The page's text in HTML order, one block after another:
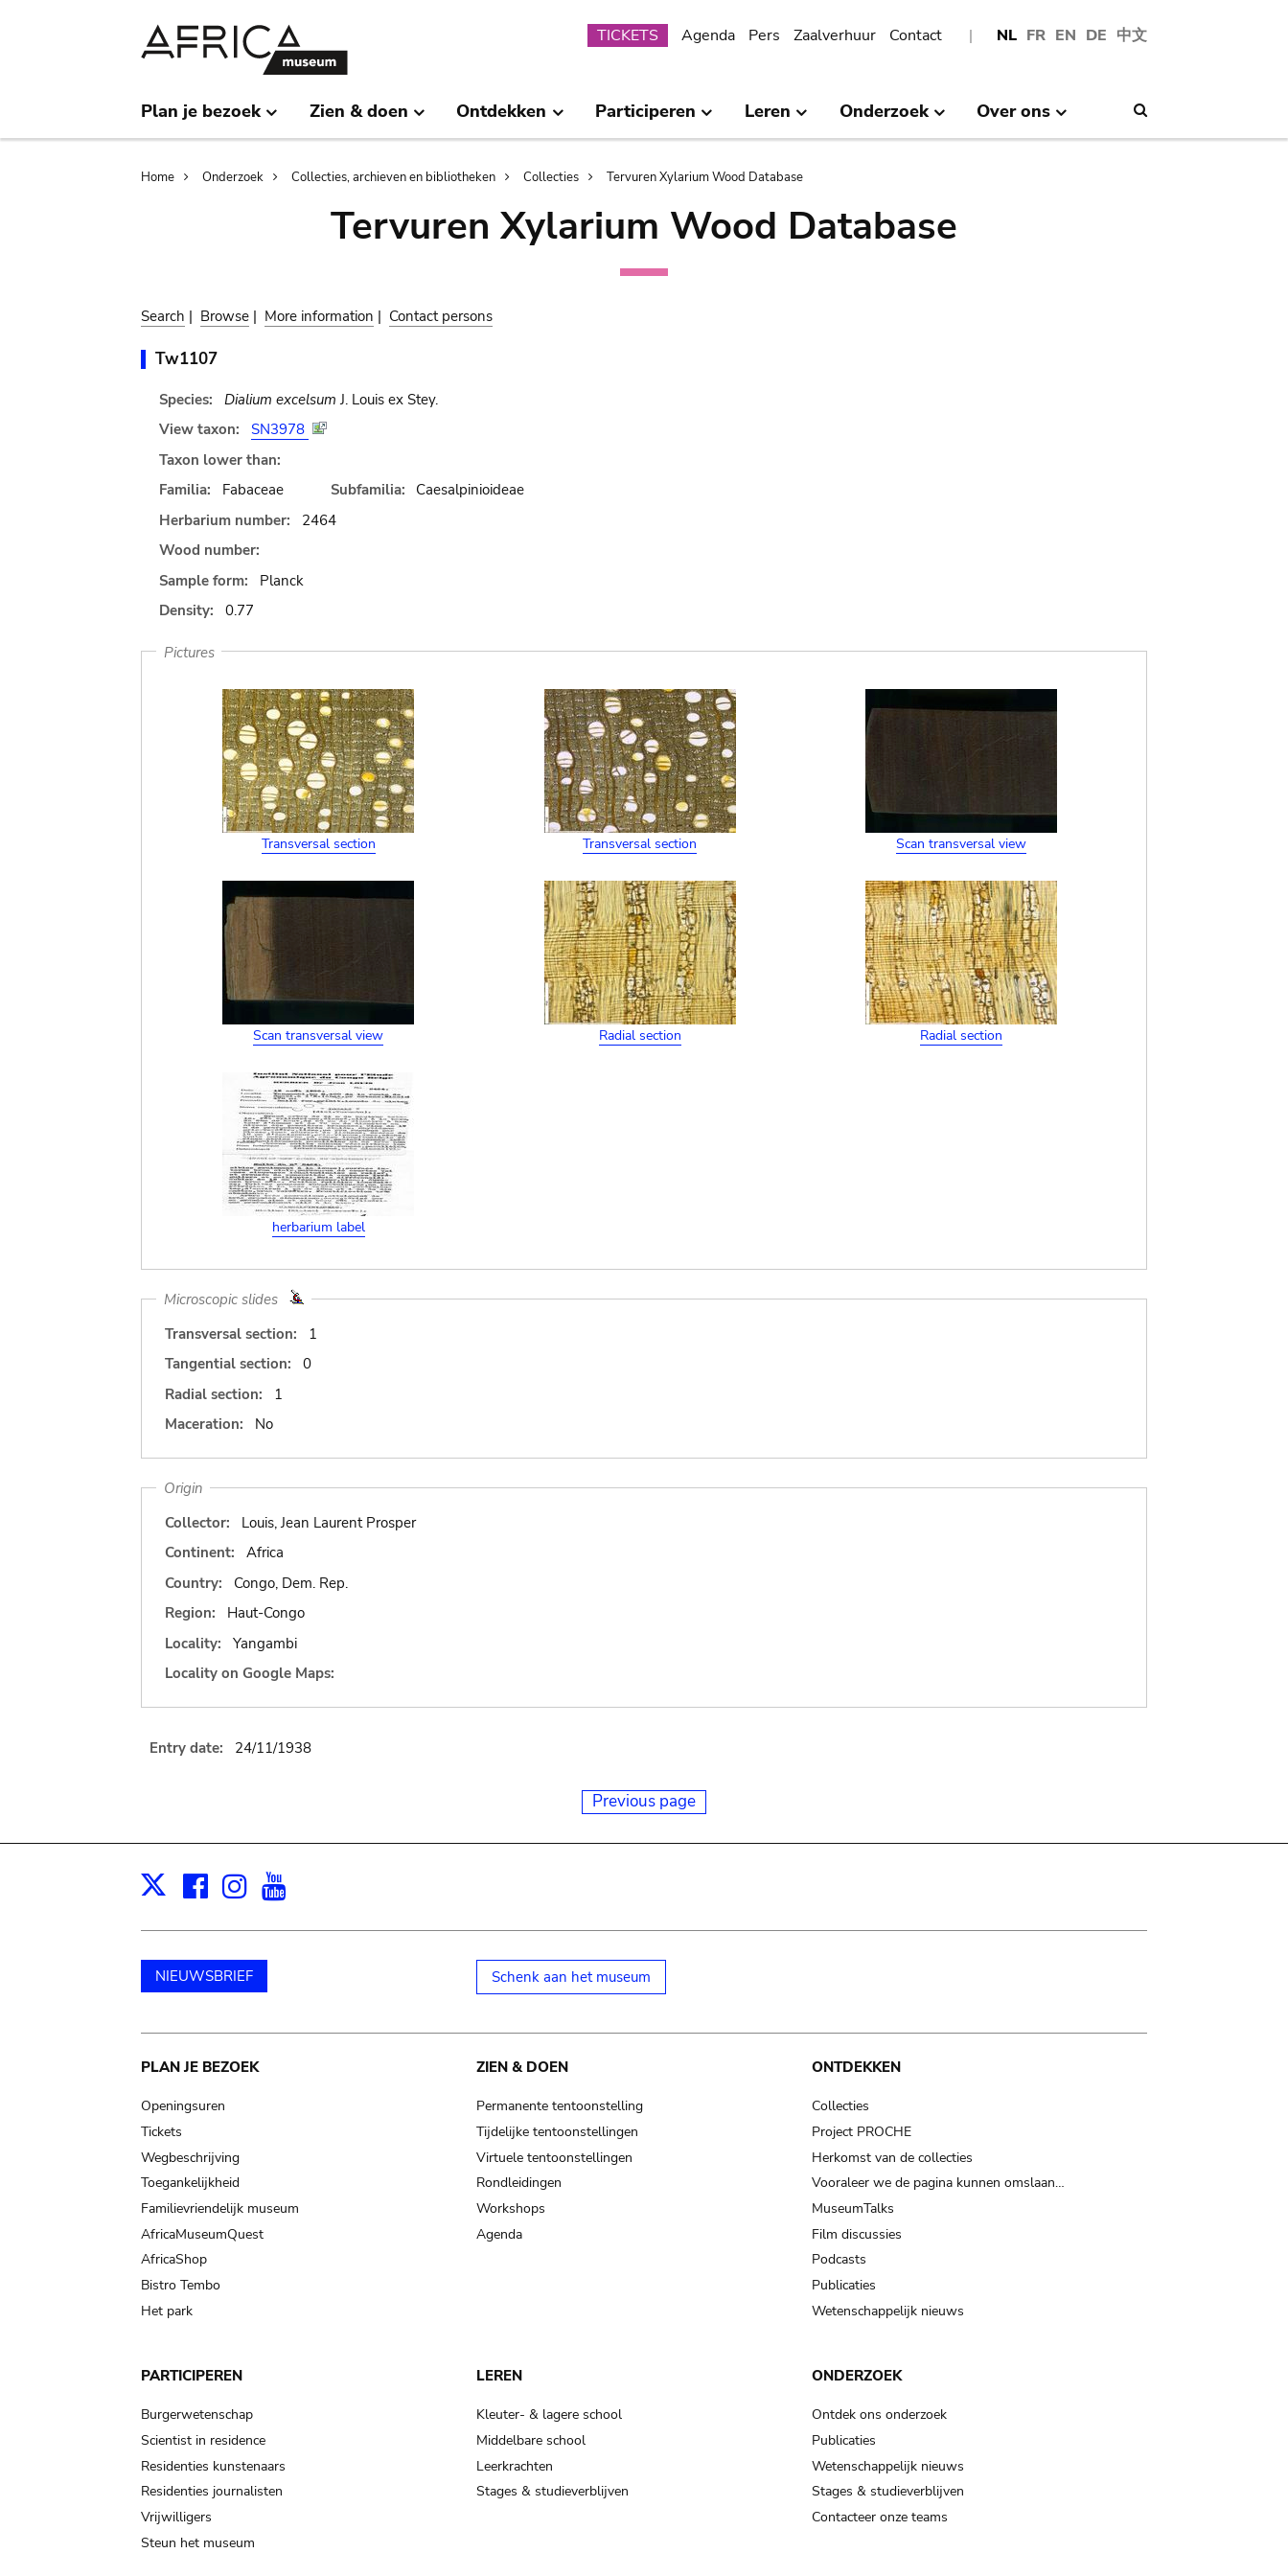
NL FR EN DE 中文
Submenu
TICKETS Agenda Pers Zaalverhuur Contact
Plan je bezoek Zien & doen Ontdekken Participeren Leren Onderzoek Over ons
Breadcrumb
Home Onderzoek Collecties, archieven en bibliotheken Collecties Tervuren Xylarium Wood Database
Tervuren Xylarium Wood Database
Search | Browse | More information | Contact persons
Tw1107
Species: Dialium excelsum J. Louis ex Stey.
View taxon:
SN3978
Taxon lower than:
Familia:
Fabaceae Subfamilia:
Caesalpinioideae
Herbarium number:
2464
Wood number:
Sample form:
Planck
Density:
0.77
Pictures
Transversal section Transversal section Scan transversal view
Scan transversal view Radial section Radial section
herbarium label
Microscopic slides
Transversal section:
1
Tangential section:
0
Radial section:
1
Maceration:
No
Origin
Collector:
Louis, Jean Laurent Prosper
Continent:
Africa
Country:
Congo, Dem. Rep.
Region:
Haut-Congo
Locality:
Yangambi
Locality on Google Maps:
Entry date: 24/11/1938
Previous page
X Facebook
Instagram
NIEUWSBRIEF Schenk aan het museum
Main
navigation
PLAN JE BEZOEK
Openingsuren
Tickets
Wegbeschrijving
Toegankelijkheid
Familievriendelijk museum
AfricaMuseumQuest
AfricaShop
Bistro Tembo
Het park
ZIEN & DOEN
Permanente tentoonstelling
Tijdelijke tentoonstellingen
Virtuele tentoonstellingen
Rondleidingen
Workshops
Agenda
ONTDEKKEN
Collecties
Project PROCHE
Herkomst van de collecties
Vooraleer we de pagina kunnen omslaan…
MuseumTalks
Film discussies
Podcasts
Publicaties
Wetenschappelijk nieuws
PARTICIPEREN
Burgerwetenschap
Scientist in residence
Residenties kunstenaars
Residenties journalisten
Vrijwilligers
Steun het museum
LEREN
Kleuter- & lagere school
Middelbare school
Leerkrachten
Stages & studieverblijven
ONDERZOEK
Ontdek ons onderzoek
Publicaties
Wetenschappelijk nieuws
Stages & studieverblijven
Contacteer onze teams